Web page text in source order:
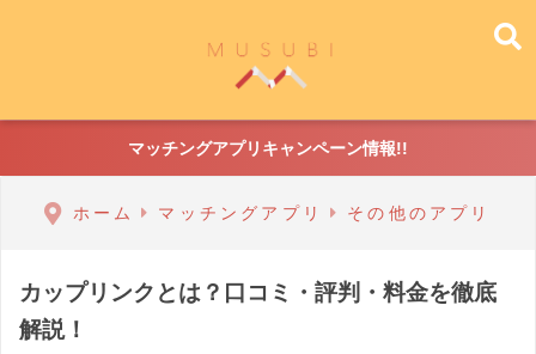
マッチングアプリキャンペーン情報!!
ホーム マッチングアプリ その他のアプリ
カップリンクとは？口コミ・評判・料金を徹底
解説！